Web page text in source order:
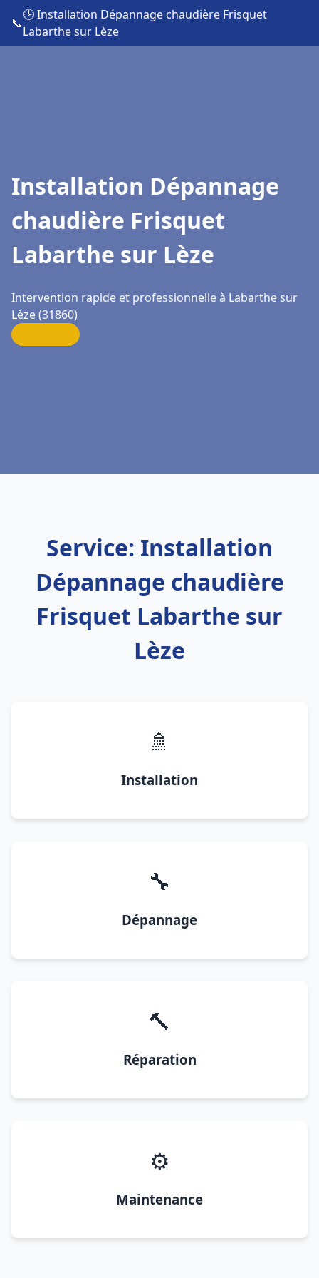
📞
🕒 Installation Dépannage chaudière Frisquet
Labarthe sur Lèze
Installation Dépannage
chaudière Frisquet
Labarthe sur Lèze
Intervention rapide et professionnelle à Labarthe sur
Lèze (31860)
Service: Installation
Dépannage chaudière
Frisquet Labarthe sur
Lèze
🚿
Installation
🔧
Dépannage
🔨
Réparation
⚙️
Maintenance